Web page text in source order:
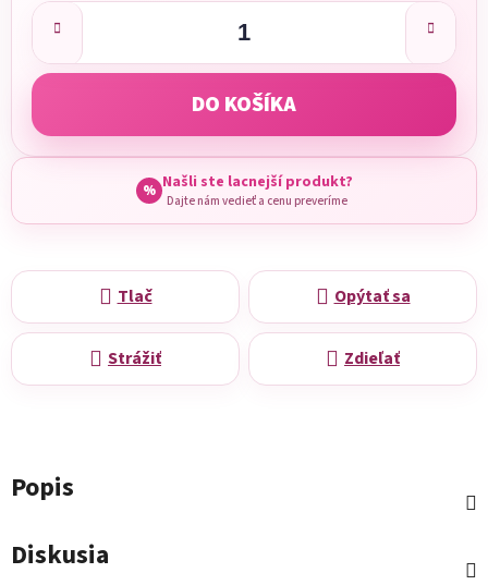
DO KOŠÍKA
% Našli ste lacnejší produkt?
Dajte nám vedieť a cenu preveríme
Tlač Opýtať sa
Strážiť Zdieľať
Popis
Diskusia